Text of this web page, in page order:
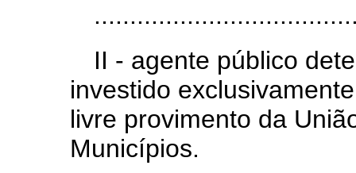
II - agente público
investido
livre provimento da
Municípios.